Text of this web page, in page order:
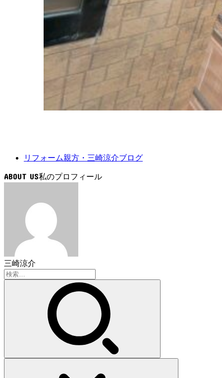
リフォーム親方・三崎涼介ブログ
ABOUT US
三崎涼介
検
索: